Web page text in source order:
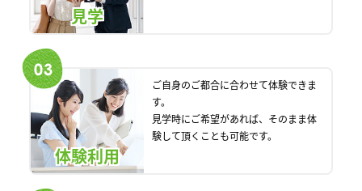
見学
体験利用
ご自身のご都合に合わせて体験できま
す。
見学時にご希望があれば、そのまま体
験して頂くことも可能です。